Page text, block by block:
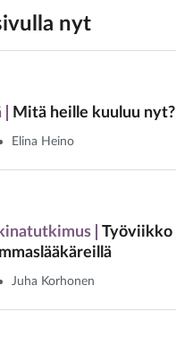
nyt
Mitä heille kuuluu nyt?
Elina Heino
Työviikko
Juha Korhonen